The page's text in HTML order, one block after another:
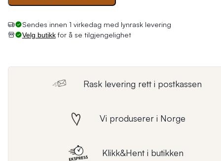
Sendes innen 1 virkedag med lynrask levering
Velg butikkfor å se tilgjengelighet
Rask levering rett i postkassen
Vi produserer i Norge
Klikk&Hent i butikken